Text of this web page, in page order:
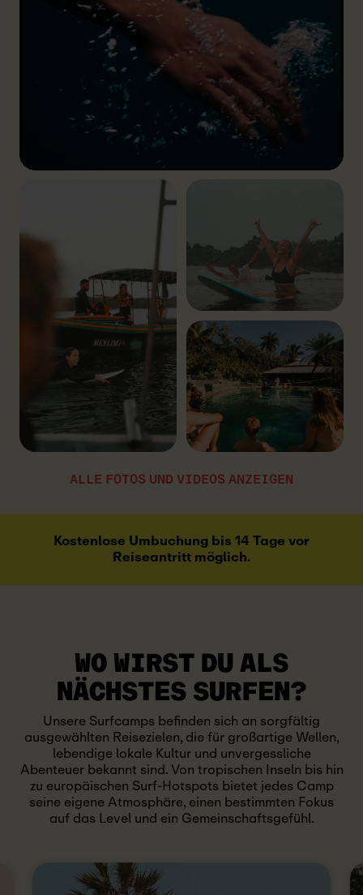
ALLE FOTOS UND VIDEOS ANZEIGEN
Kostenlose Umbuchung bis 14 Tage vor
Reiseantritt möglich.
WO WIRST DU ALS
NÄCHSTES SURFEN?
Unsere Surfcamps befinden sich an sorgfältig
ausgewählten Reisezielen, die für großartige Wellen,
lebendige lokale Kultur und unvergessliche
Abenteuer bekannt sind. Von tropischen Inseln bis hin
zu europäischen Surf-Hotspots bietet jedes Camp
seine eigene Atmosphäre, einen bestimmten Fokus
auf das Level und ein Gemeinschaftsgefühl.